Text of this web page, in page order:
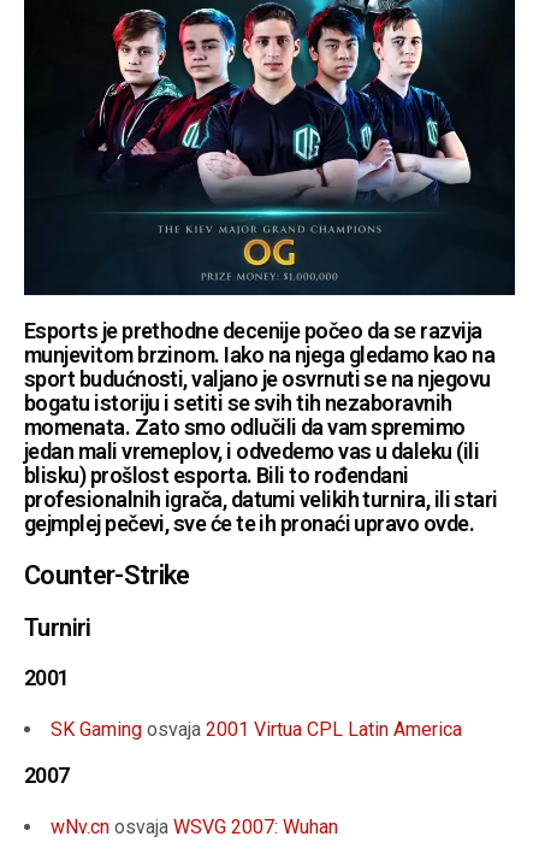
Esports je prethodne decenije počeo da se razvija
munjevitom brzinom. Iako na njega gledamo kao na
sport budućnosti, valjano je osvrnuti se na njegovu
bogatu istoriju i setiti se svih tih nezaboravnih
momenata. Zato smo odlučili da vam spremimo
jedan mali vremeplov, i odvedemo vas u daleku (ili
blisku) prošlost esporta. Bili to rođendani
profesionalnih igrača, datumi velikih turnira, ili stari
gejmplej pečevi, sve će te ih pronaći upravo ovde.
Counter-Strike
Turniri
2001
SK Gaming osvaja 2001 Virtua CPL Latin America
2007
wNv.cn osvaja WSVG 2007: Wuhan